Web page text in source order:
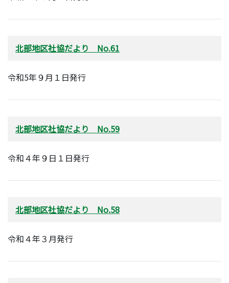
北部地区社協だより No.61
令和5年９月１日発行
北部地区社協だより No.59
令和４年９日１日発行
北部地区社協だより No.58
令和４年３月発行